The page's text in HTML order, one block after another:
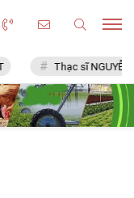
sĩ NGUYỄN VĂN CHÍ